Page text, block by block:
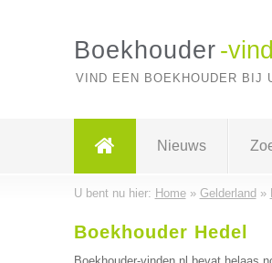
Boekhouder -
VIND EEN BOEKHOUDER BIJ
Nieuws
U bent nu hier: Home» Gelderland »
Boekhouder Hedel